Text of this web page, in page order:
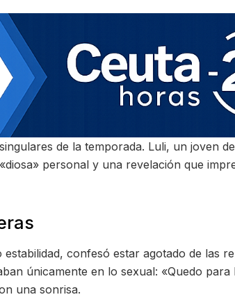
de la temporada. Luli, un joven
personal y una revelación que
confesó estar agotado de las
únicamente en lo sexual: «Quedo para
una sonrisa.